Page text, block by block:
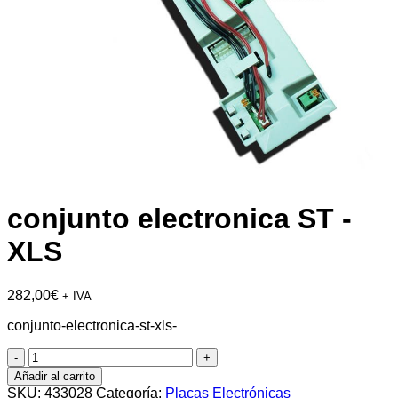
conjunto electronica ST -
XLS
282,00€ + IVA
conjunto-electronica-st-xls-
conjunto
electronica
ST
Añadir al carrito
SKU: 433028 Categoría: Placas Electrónicas